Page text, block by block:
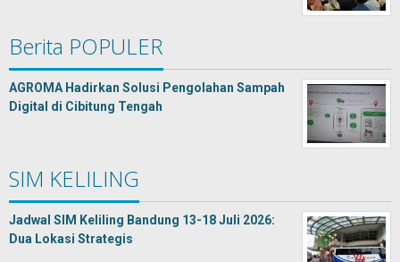
Berita POPULER
AGROMA Hadirkan Solusi Pengolahan Sampah
Digital di Cibitung Tengah
SIM KELILING
Jadwal SIM Keliling Bandung 13-18 Juli 2026:
Dua Lokasi Strategis